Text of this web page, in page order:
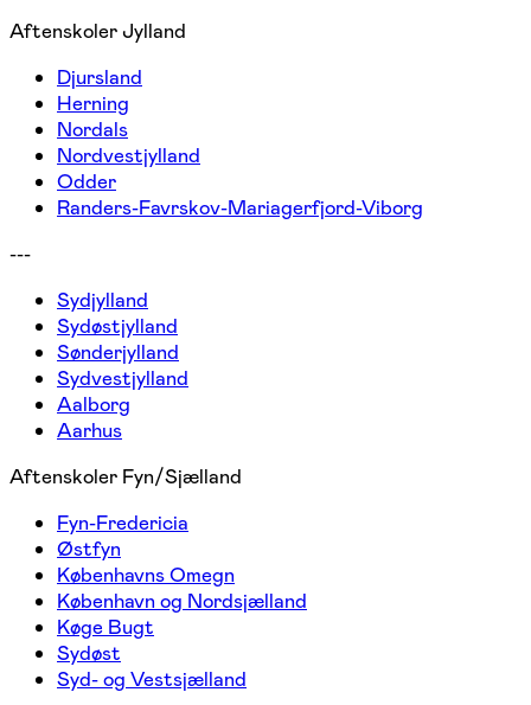
Aftenskoler Jylland
Djursland
Herning
Nordals
Nordvestjylland
Odder
Randers-Favrskov-Mariagerfjord-Viborg
---
Sydjylland
Sydøstjylland
Sønderjylland
Sydvestjylland
Aalborg
Aarhus
Aftenskoler Fyn/Sjælland
Fyn-Fredericia
Østfyn
Københavns Omegn
København og Nordsjælland
Køge Bugt
Sydøst
Syd- og Vestsjælland